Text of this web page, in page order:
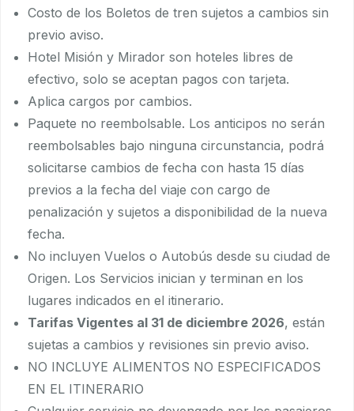
Costo de los Boletos de tren sujetos a cambios sin
previo aviso.
Hotel Misión y Mirador son hoteles libres de
efectivo, solo se aceptan pagos con tarjeta.
Aplica cargos por cambios.
Paquete no reembolsable. Los anticipos no serán
reembolsables bajo ninguna circunstancia, podrá
solicitarse cambios de fecha con hasta 15 días
previos a la fecha del viaje con cargo de
penalización y sujetos a disponibilidad de la nueva
fecha.
No incluyen Vuelos o Autobús desde su ciudad de
Origen. Los Servicios inician y terminan en los
lugares indicados en el itinerario.
Tarifas Vigentes al 31 de diciembre 2026, están
sujetas a cambios y revisiones sin previo aviso.
NO INCLUYE ALIMENTOS NO ESPECIFICADOS
EN EL ITINERARIO